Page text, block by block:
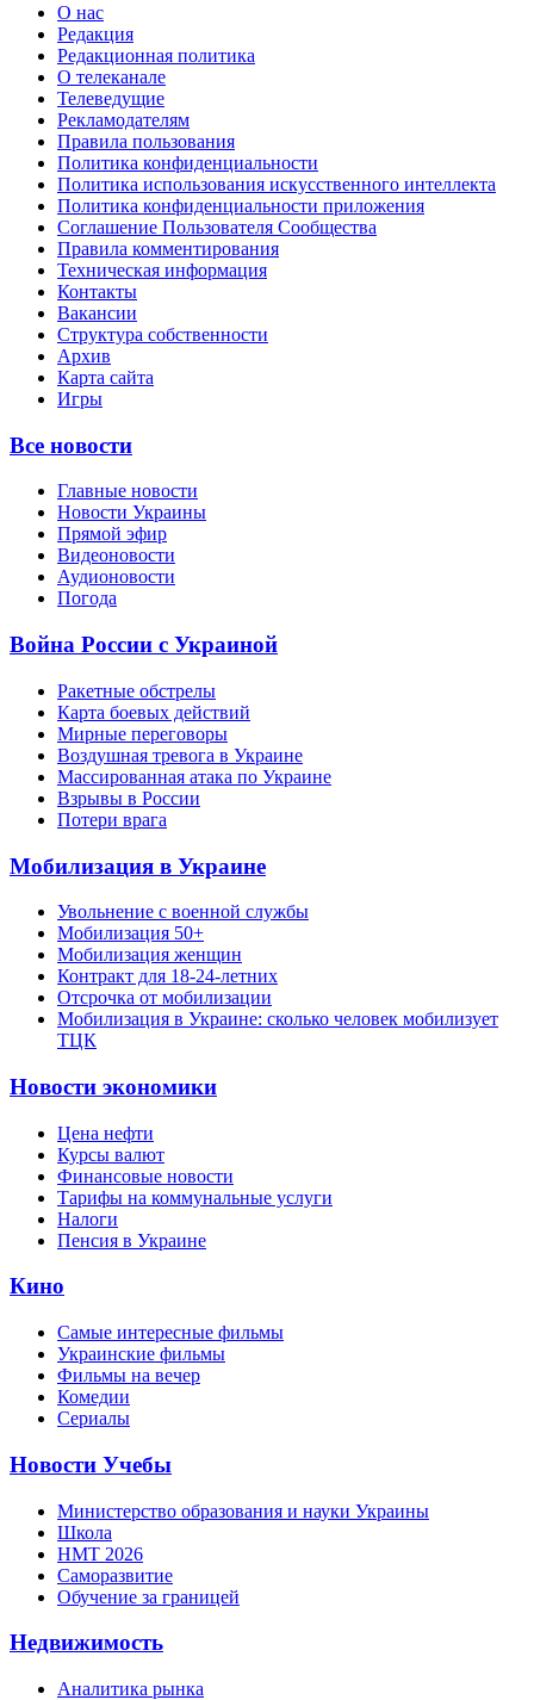
О нас
Редакция
Редакционная политика
О телеканале
Телеведущие
Рекламодателям
Правила пользования
Политика конфиденциальности
Политика использования искусственного интеллекта
Политика конфиденциальности приложения
Соглашение Пользователя Сообщества
Правила комментирования
Техническая информация
Контакты
Вакансии
Структура собственности
Архив
Карта сайта
Игры
Все новости
Главные новости
Новости Украины
Прямой эфир
Видеоновости
Аудионовости
Погода
Война России с Украиной
Ракетные обстрелы
Карта боевых действий
Мирные переговоры
Воздушная тревога в Украине
Массированная атака по Украине
Взрывы в России
Потери врага
Мобилизация в Украине
Увольнение с военной службы
Мобилизация 50+
Мобилизация женщин
Контракт для 18-24-летних
Отсрочка от мобилизации
Мобилизация в Украине: сколько человек мобилизует
ТЦК
Новости экономики
Цена нефти
Курсы валют
Финансовые новости
Тарифы на коммунальные услуги
Налоги
Пенсия в Украине
Кино
Самые интересные фильмы
Украинские фильмы
Фильмы на вечер
Комедии
Сериалы
Новости Учебы
Министерство образования и науки Украины
Школа
НМТ 2026
Саморазвитие
Обучение за границей
Недвижимость
Аналитика рынка